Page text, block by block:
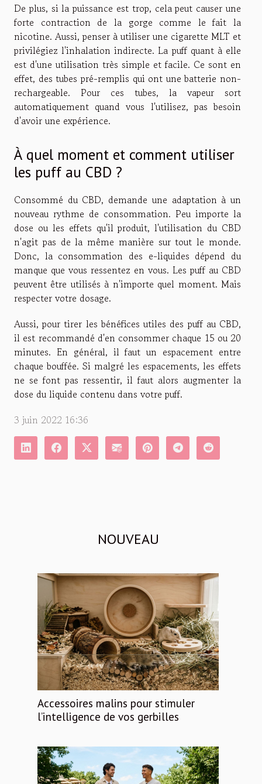
De plus, si la puissance est trop, cela peut causer une
forte contraction de la gorge comme le fait la
nicotine. Aussi, penser à utiliser une cigarette MLT et
privilégiez l'inhalation indirecte. La puff quant à elle
est d'une utilisation très simple et facile. Ce sont en
effet, des tubes pré-remplis qui ont une batterie non-
rechargeable. Pour ces tubes, la vapeur sort
automatiquement quand vous l'utilisez, pas besoin
d'avoir une expérience.
À quel moment et comment utiliser
les puff au CBD ?
Consommé du CBD, demande une adaptation à un
nouveau rythme de consommation. Peu importe la
dose ou les effets qu'il produit, l'utilisation du CBD
n'agit pas de la même manière sur tout le monde.
Donc, la consommation des e-liquides dépend du
manque que vous ressentez en vous. Les puff au CBD
peuvent être utilisés à n'importe quel moment. Mais
respecter votre dosage.
Aussi, pour tirer les bénéfices utiles des puff au CBD,
il est recommandé d'en consommer chaque 15 ou 20
minutes. En général, il faut un espacement entre
chaque bouffée. Si malgré les espacements, les effets
ne se font pas ressentir, il faut alors augmenter la
dose du liquide contenu dans votre puff.
3 juin 2022 16:36
NOUVEAU
Accessoires malins pour stimuler
l’intelligence de vos gerbilles